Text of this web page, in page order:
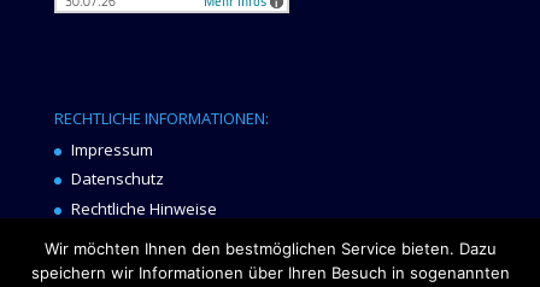
RECHTLICHE INFORMATIONEN:
Impressum
Datenschutz
Rechtliche Hinweise
Gender-Hinweis
Wir möchten Ihnen den bestmöglichen Service bieten. Dazu
speichern wir Informationen über Ihren Besuch in sogenannten